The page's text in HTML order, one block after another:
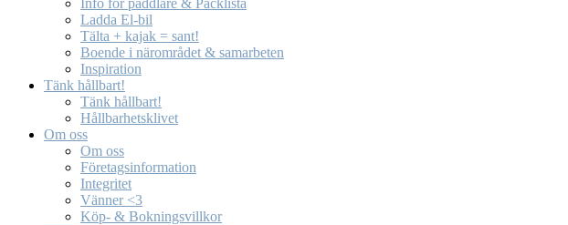
Info för paddlare & Packlista
Ladda El-bil
Tälta + kajak = sant!
Boende i närområdet & samarbeten
Inspiration
Tänk hållbart!
Tänk hållbart!
Hållbarhetsklivet
Om oss
Om oss
Företagsinformation
Integritet
Vänner <3
Köp- & Bokningsvillkor